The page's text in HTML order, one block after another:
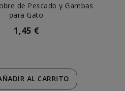
de Pescado y Gambas
para Gato
1,45 €
AL CARRITO